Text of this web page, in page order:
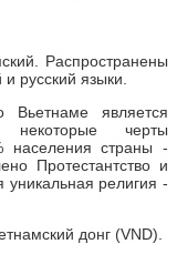
Распространены
русский языки.
Вьетнаме является
черты
населения страны -
Протестантство и
уникальная религия -
донг (VND).